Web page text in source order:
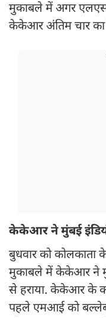
मुकाबले में अगर
केकेआर अंतिम चार का
केकेआर ने मुंबई
बुधवार को कोलकाता
मुकाबले में केकेआर ने
से हराया. केकेआर के
पहले एमआई को